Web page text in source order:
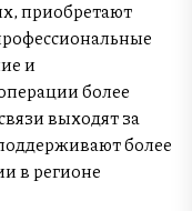
приобретают
и
более
выходят за
более
в регионе